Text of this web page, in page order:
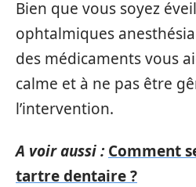
Bien que vous soyez
ophtalmiques
des médicaments vous
calme et à ne pas être
l’intervention.
A voir aussi : Comment
tartre dentaire ?